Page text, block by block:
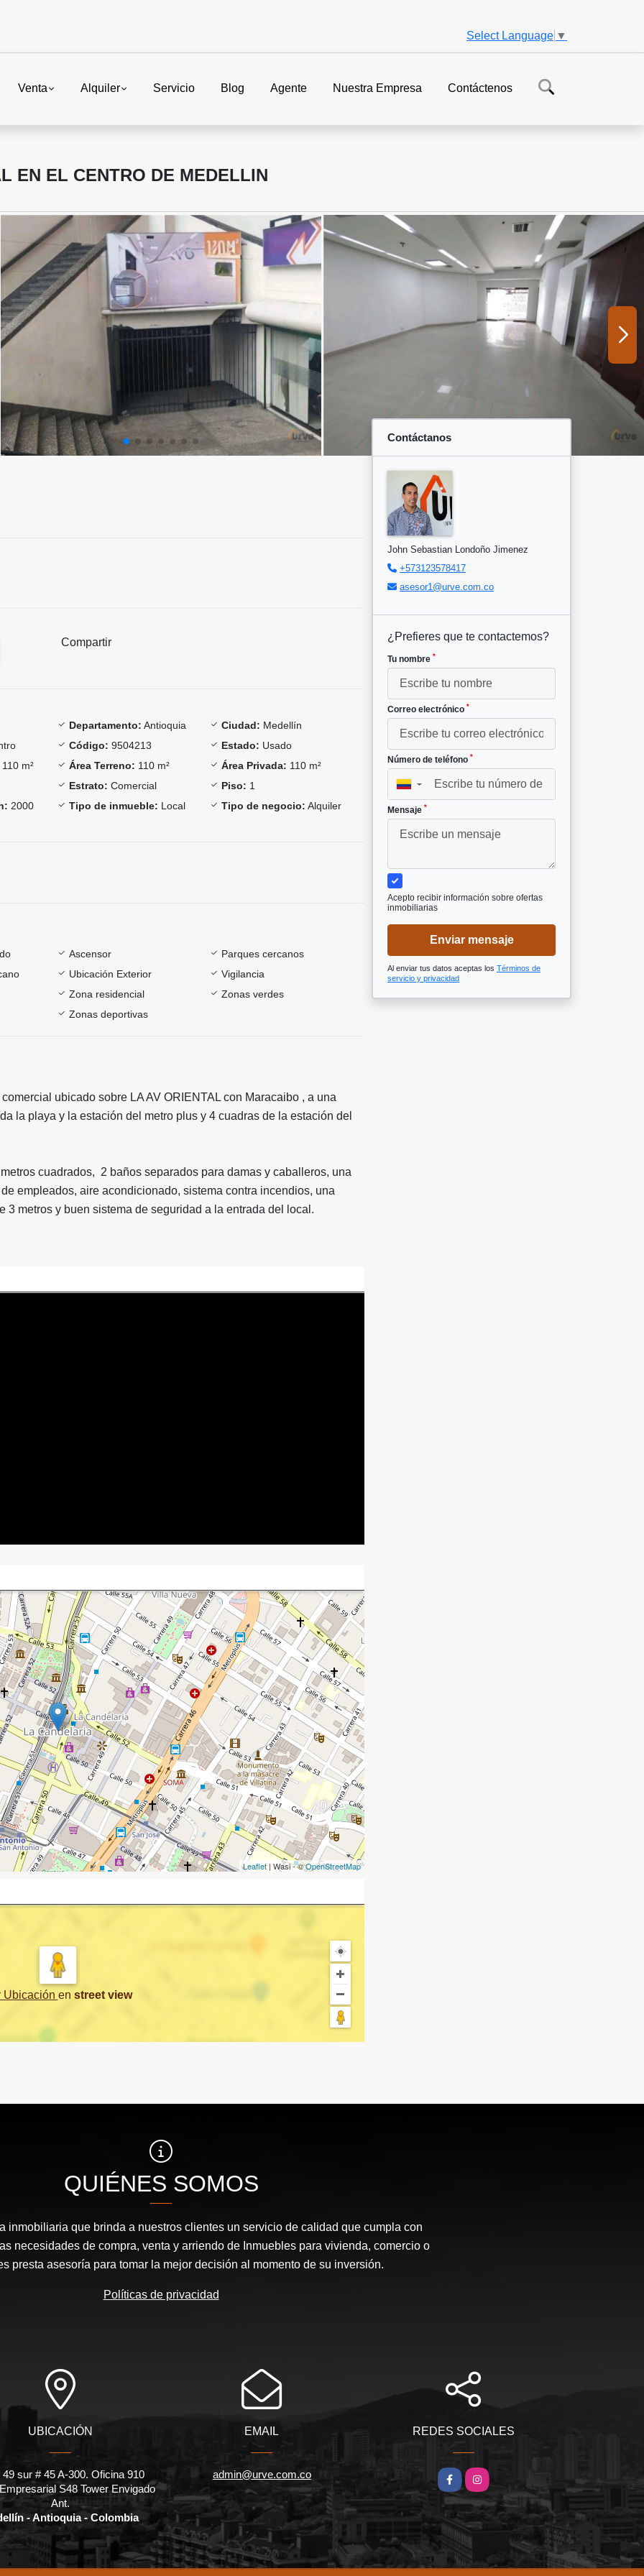
Select Language ▼
Venta Alquiler Servicio Blog Agente Nuestra Empresa Contáctenos
EN EL CENTRO DE MEDELLIN
Compartir
Departamento: Antioquia Ciudad: Medellín
Código: 9504213 Estado: Usado
110 m²
Área Terreno: 110 m² Área Privada: 110 m²
Estrato: Comercial Piso: 1
2000 Tipo de inmueble: Local Tipo de negocio: Alquiler
Ascensor
Parques cercanos
Ubicación Exterior
Vigilancia
Zona residencial
Zonas verdes
Zonas deportivas
ubicado sobre LA AV ORIENTAL con Maracaibo , a una
la playa y la estación del metro plus y 4 cuadras de la estación del
cuadrados, 2 baños separados para damas y caballeros, una
empleados, aire acondicionado, sistema contra incendios, una
3 metros y buen sistema de seguridad a la entrada del local.
Leaflet | Wasi - ©OpenStreetMap
Ubicación en street view
Contáctanos
John Sebastian Londoño Jimenez
+573123578417
asesor1@urve.com.co
¿Prefieres que te contactemos?
Tu nombre *
Correo electrónico *
Número de teléfono *
▼
Mensaje *
Acepto recibir información sobre ofertas
inmobiliarias
Enviar mensaje
Al enviar tus datos aceptas los Términos de
servicio y privacidad
QUIÉNES SOMOS
inmobiliaria que brinda a nuestros clientes un servicio de calidad que cumpla con
necesidades de compra, venta y arriendo de Inmuebles para vivienda, comercio o
presta asesoría para tomar la mejor decisión al momento de su inversión.
Políticas de privacidad
UBICACIÓN
49 sur # 45 A-300. Oficina 910
S48 Tower Envigado
Ant.
- Antioquia - Colombia
EMAIL
admin@urve.com.co
REDES SOCIALES
Facebook
Instagram